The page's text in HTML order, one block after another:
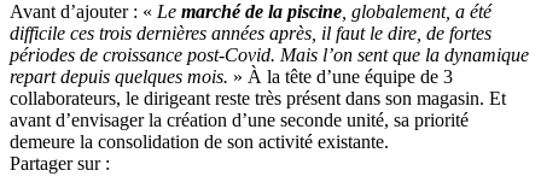
Avant d’ajouter : « Le marché de la piscine , globalement, a été
difficile ces trois dernières années après, il faut le dire, de fortes
périodes de croissance post-Covid. Mais l’on sent que la dynamique
repart depuis quelques mois. » À la tête d’une équipe de 3
collaborateurs, le dirigeant reste très présent dans son magasin. Et
avant d’envisager la création d’une seconde unité, sa priorité
demeure la consolidation de son activité existante.
Partager sur :